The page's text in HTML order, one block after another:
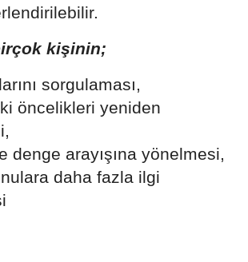
kişinin;
sorgulaması,
öncelikleri yeniden
denge arayışına yönelmesi,
daha fazla ilgi